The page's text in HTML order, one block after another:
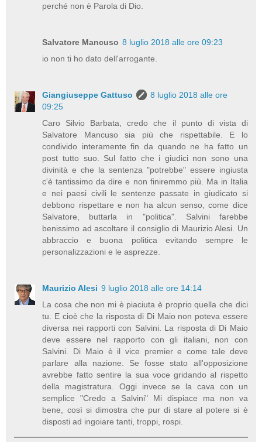
perché non è Parola di Dio.
Salvatore Mancuso 8 luglio 2018 alle ore 09:23
io non ti ho dato dell'arrogante.
Giangiuseppe Gattuso
8 luglio 2018 alle ore
09:25
Caro Silvio Barbata, credo che il punto di vista di
Salvatore Mancuso sia più che rispettabile. E lo
condivido interamente fin da quando ne ha fatto un
post tutto suo. Sul fatto che i giudici non sono una
divinità e che la sentenza "potrebbe" essere ingiusta
c'è tantissimo da dire e non finiremmo più. Ma in Italia
e nei paesi civili le sentenze passate in giudicato si
debbono rispettare e non ha alcun senso, come dice
Salvatore, buttarla in "politica". Salvini farebbe
benissimo ad ascoltare il consiglio di Maurizio Alesi. Un
abbraccio e buona politica evitando sempre le
personalizzazioni e le asprezze.
Maurizio Alesi 9 luglio 2018 alle ore 14:14
La cosa che non mi è piaciuta è proprio quella che dici
tu. E cioè che la risposta di Di Maio non poteva essere
diversa nei rapporti con Salvini. La risposta di Di Maio
deve essere nel rapporto con gli italiani, non con
Salvini. Di Maio è il vice premier e come tale deve
parlare alla nazione. Se fosse stato all'opposizione
avrebbe fatto sentire la sua voce gridando al rispetto
della magistratura. Oggi invece se la cava con un
semplice "Credo a Salvini" Mi dispiace ma non va
bene, così si dimostra che pur di stare al potere si è
disposti ad ingoiare tanti, troppi, rospi.